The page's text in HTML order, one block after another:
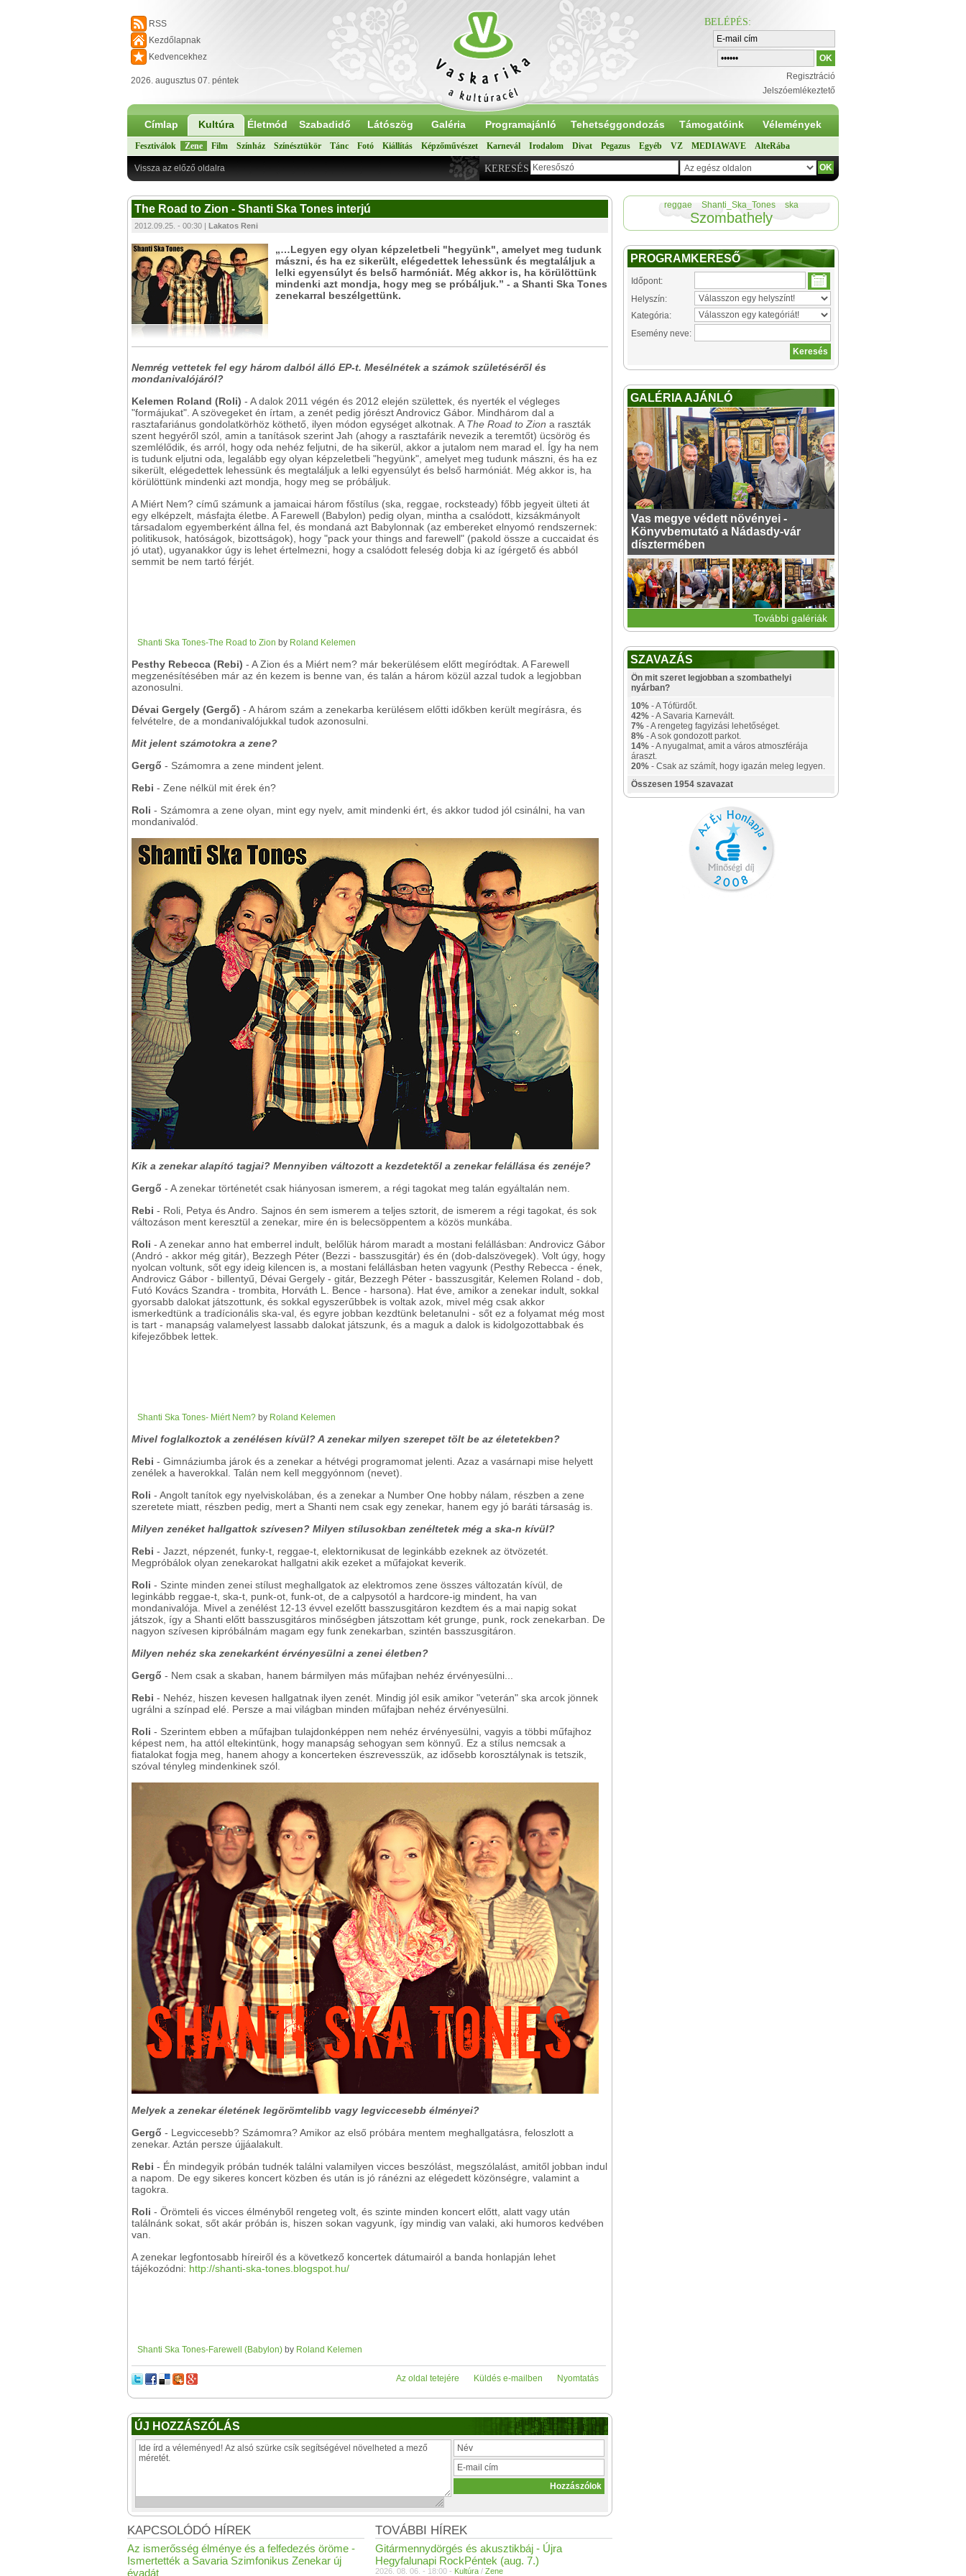
RSS
Kezdőlapnak
Kedvencekhez
2026. augusztus 07. péntek
BELÉPÉS:
Regisztráció
Jelszóemlékeztető
Címlap Kultúra Életmód Szabadidő Látószög Galéria Programajánló Tehetséggondozás Támogatóink Vélemények
Fesztiválok Zene Film Színház Színésztükör Tánc Fotó Kiállítás Képzőművészet Karnevál Irodalom Divat Pegazus Egyéb VZ MEDIAWAVE AlteRába
KERESÉS
Vissza az előző oldalra
The Road to Zion - Shanti Ska Tones interjú
2012.09.25. - 00:30 | Lakatos Reni
„…Legyen egy olyan képzeletbeli "hegyünk", amelyet meg tudunk
mászni, és ha ez sikerült, elégedettek lehessünk és megtaláljuk a
lelki egyensúlyt és belső harmóniát. Még akkor is, ha körülöttünk
mindenki azt mondja, hogy meg se próbáljuk.” - a Shanti Ska Tones
zenekarral beszélgettünk.
Nemrég vettetek fel egy három dalból álló EP-t. Mesélnétek a számok születéséről és
mondanivalójáról?
Kelemen Roland (Roli) - A dalok 2011 végén és 2012 elején születtek, és nyerték el végleges
"formájukat". A szövegeket én írtam, a zenét pedig jórészt Androvicz Gábor. Mindhárom dal a
rasztafariánus gondolatkörhöz köthető, ilyen módon egységet alkotnak. A The Road to Zion a raszták
szent hegyéről szól, amin a tanítások szerint Jah (ahogy a rasztafárik nevezik a teremtőt) ücsörög és
szemlélődik, és arról, hogy oda nehéz feljutni, de ha sikerül, akkor a jutalom nem marad el. Így ha nem
is tudunk eljutni oda, legalább egy olyan képzeletbeli "hegyünk", amelyet meg tudunk mászni, és ha ez
sikerült, elégedettek lehessünk és megtaláljuk a lelki egyensúlyt és belső harmóniát. Még akkor is, ha
körülöttünk mindenki azt mondja, hogy meg se próbáljuk.
A Miért Nem? című számunk a jamaicai három főstílus (ska, reggae, rocksteady) főbb jegyeit ülteti át
egy elképzelt, másfajta életbe. A Farewell (Babylon) pedig olyan, mintha a csalódott, kizsákmányolt
társadalom egyemberként állna fel, és mondaná azt Babylonnak (az embereket elnyomó rendszernek:
politikusok, hatóságok, bizottságok), hogy "pack your things and farewell" (pakold össze a cuccaidat és
jó utat), ugyanakkor úgy is lehet értelmezni, hogy a csalódott feleség dobja ki az ígérgető és abból
semmit be nem tartó férjét.
Shanti Ska Tones-The Road to Zion by Roland Kelemen
Pesthy Rebecca (Rebi) - A Zion és a Miért nem? már bekerülésem előtt megíródtak. A Farewell
megzenésítésében már az én kezem is benne van, és talán a három közül azzal tudok a legjobban
azonosulni.
Dévai Gergely (Gergő) - A három szám a zenekarba kerülésem előtti időkben került megírásra, és
felvételre, de a mondanivalójukkal tudok azonosulni.
Mit jelent számotokra a zene?
Gergő - Számomra a zene mindent jelent.
Rebi - Zene nélkül mit érek én?
Roli - Számomra a zene olyan, mint egy nyelv, amit mindenki ért, és akkor tudod jól csinálni, ha van
mondanivalód.
Kik a zenekar alapító tagjai? Mennyiben változott a kezdetektől a zenekar felállása és zenéje?
Gergő - A zenekar történetét csak hiányosan ismerem, a régi tagokat meg talán egyáltalán nem.
Rebi - Roli, Petya és Andro. Sajnos én sem ismerem a teljes sztorit, de ismerem a régi tagokat, és sok
változáson ment keresztül a zenekar, mire én is belecsöppentem a közös munkába.
Roli - A zenekar anno hat emberrel indult, belőlük három maradt a mostani felállásban: Androvicz Gábor
(Andró - akkor még gitár), Bezzegh Péter (Bezzi - basszusgitár) és én (dob-dalszövegek). Volt úgy, hogy
nyolcan voltunk, sőt egy ideig kilencen is, a mostani felállásban heten vagyunk (Pesthy Rebecca - ének,
Androvicz Gábor - billentyű, Dévai Gergely - gitár, Bezzegh Péter - basszusgitár, Kelemen Roland - dob,
Futó Kovács Szandra - trombita, Horváth L. Bence - harsona). Hat éve, amikor a zenekar indult, sokkal
gyorsabb dalokat játszottunk, és sokkal egyszerűbbek is voltak azok, mivel még csak akkor
ismerkedtünk a tradícionális ska-val, és egyre jobban kezdtünk beletanulni - sőt ez a folyamat még most
is tart - manapság valamelyest lassabb dalokat játszunk, és a maguk a dalok is kidolgozottabbak és
kifejezőbbek lettek.
Shanti Ska Tones- Miért Nem? by Roland Kelemen
Mivel foglalkoztok a zenélésen kívül? A zenekar milyen szerepet tölt be az életetekben?
Rebi - Gimnáziumba járok és a zenekar a hétvégi programomat jelenti. Azaz a vasárnapi mise helyett
zenélek a haverokkal. Talán nem kell meggyónnom (nevet).
Roli - Angolt tanítok egy nyelviskolában, és a zenekar a Number One hobby nálam, részben a zene
szeretete miatt, részben pedig, mert a Shanti nem csak egy zenekar, hanem egy jó baráti társaság is.
Milyen zenéket hallgattok szívesen? Milyen stílusokban zenéltetek még a ska-n kívül?
Rebi - Jazzt, népzenét, funky-t, reggae-t, elektornikusat de leginkább ezeknek az ötvözetét.
Megpróbálok olyan zenekarokat hallgatni akik ezeket a műfajokat keverik.
Roli - Szinte minden zenei stílust meghallgatok az elektromos zene összes változatán kívül, de
leginkább reggae-t, ska-t, punk-ot, funk-ot, de a calpysotól a hardcore-ig mindent, ha van
mondanivalója. Mivel a zenélést 12-13 évvel ezelőtt basszusgitáron kezdtem és a mai napig sokat
játszok, így a Shanti előtt basszusgitáros minőségben játszottam két grunge, punk, rock zenekarban. De
nagyon szívesen kipróbálnám magam egy funk zenekarban, szintén basszusgitáron.
Milyen nehéz ska zenekarként érvényesülni a zenei életben?
Gergő - Nem csak a skaban, hanem bármilyen más műfajban nehéz érvényesülni...
Rebi - Nehéz, hiszen kevesen hallgatnak ilyen zenét. Mindig jól esik amikor "veterán" ska arcok jönnek
ugrálni a színpad elé. Persze a mai világban minden műfajban nehéz érvényesülni.
Roli - Szerintem ebben a műfajban tulajdonképpen nem nehéz érvényesülni, vagyis a többi műfajhoz
képest nem, ha attól eltekintünk, hogy manapság sehogyan sem könnyű. Ez a stílus nemcsak a
fiatalokat fogja meg, hanem ahogy a koncerteken észrevesszük, az idősebb korosztálynak is tetszik,
szóval tényleg mindenkinek szól.
Melyek a zenekar életének legörömtelibb vagy legviccesebb élményei?
Gergő - Legviccesebb? Számomra? Amikor az első próbára mentem meghallgatásra, feloszlott a
zenekar. Aztán persze újjáalakult.
Rebi - Én mindegyik próbán tudnék találni valamilyen vicces beszólást, megszólalást, amitől jobban indul
a napom. De egy sikeres koncert közben és után is jó ránézni az elégedett közönségre, valamint a
tagokra.
Roli - Örömteli és vicces élményből rengeteg volt, és szinte minden koncert előtt, alatt vagy után
találnánk sokat, sőt akár próbán is, hiszen sokan vagyunk, így mindig van valaki, aki humoros kedvében
van.
A zenekar legfontosabb híreiről és a következő koncertek dátumairól a banda honlapján lehet
tájékozódni: http://shanti-ska-tones.blogspot.hu/
Shanti Ska Tones-Farewell (Babylon) by Roland Kelemen
Nyomtatás
Küldés e-mailben
Az oldal tetejére
ÚJ HOZZÁSZÓLÁS
TOVÁBBI HÍREK
Gitármennydörgés és akusztikbáj - Újra
Hegyfalunapi RockPéntek (aug. 7.)
2026. 08. 06. - 18:00 - Kultúra / Zene
KAPCSOLÓDÓ HÍREK
Az ismerősség élménye és a felfedezés öröme -
Ismertették a Savaria Szimfonikus Zenekar új
évadát
reggae Shanti_Ska_Tones ska
Szombathely
PROGRAMKERESŐ
Időpont:
Helyszín:
Kategória:
Esemény neve:
GALÉRIA AJÁNLÓ
Vas megye védett növényei -
Könyvbemutató a Nádasdy-vár
dísztermében
További galériák
SZAVAZÁS
Ön mit szeret legjobban a szombathelyi
nyárban?
10% - A Tófürdőt.
42% - A Savaria Karnevált.
7% - A rengeteg fagyizási lehetőséget.
8% - A sok gondozott parkot.
14% - A nyugalmat, amit a város atmoszférája
áraszt.
20% - Csak az számít, hogy igazán meleg legyen.
Összesen 1954 szavazat